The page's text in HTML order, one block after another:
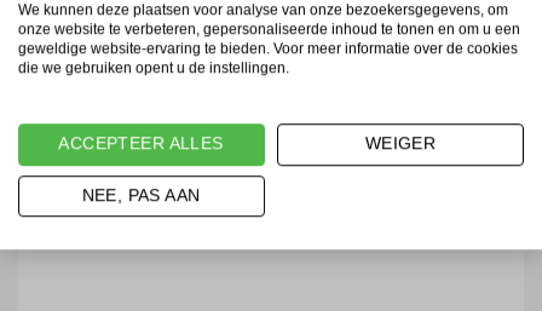
We kunnen deze plaatsen voor analyse van onze bezoekersgegevens, om
onze website te verbeteren, gepersonaliseerde inhoud te tonen en om u een
geweldige website-ervaring te bieden. Voor meer informatie over de cookies
die we gebruiken opent u de instellingen.
ACCEPTEER ALLES WEIGER
NEE, PAS AAN